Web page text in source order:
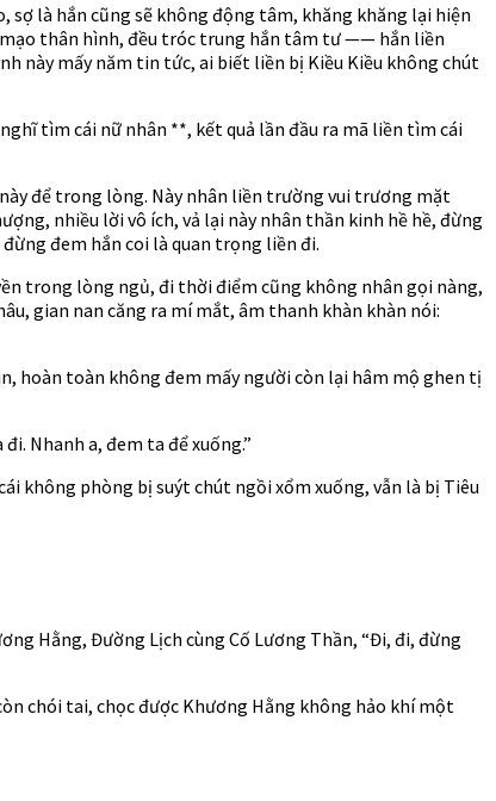
là hắn cũng sẽ không động tâm, khăng khăng lại hiện
mạo thân hình, đều tróc trung hắn tâm tư —— hắn liền
này mấy năm tin tức, ai biết liền bị Kiều Kiều không chút
tìm cái nữ nhân **, kết quả lần đầu ra mã liền tìm cái
để trong lòng. Này nhân liền trường vui trương mặt
nhiều lời vô ích, vả lại này nhân thần kinh hề hề, đừng
đem hắn coi là quan trọng liền đi.
trong lòng ngủ, đi thời điểm cũng không nhân gọi nàng,
gian nan căng ra mí mắt, âm thanh khàn khàn nói:
hoàn toàn không đem mấy người còn lại hâm mộ ghen tị
Nhanh a, đem ta để xuống.”
không phòng bị suýt chút ngồi xổm xuống, vẫn là bị Tiêu
Hằng, Đường Lịch cùng Cố Lương Thần, “Đi, đi, đừng
chói tai, chọc được Khương Hằng không hảo khí một